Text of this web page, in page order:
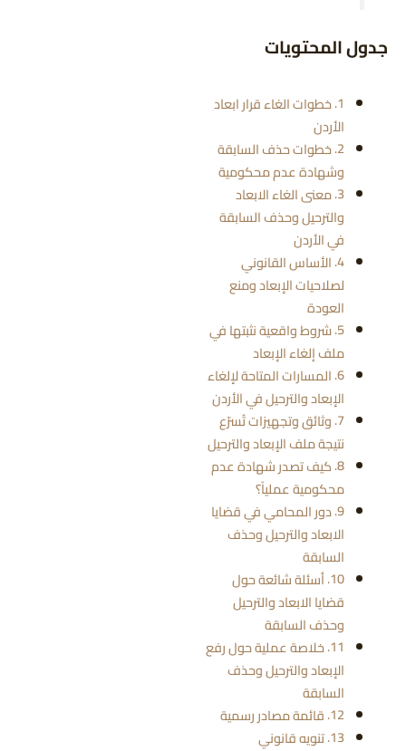
جدول المحتويات
خطوات الغاء قرار ابعاد
الأردن
خطوات حذف السابقة
وشهادة عدم محكومية
معنى الغاء الابعاد
والترحيل وحذف السابقة
في الأردن
الأساس القانوني
لصلاحيات الإبعاد ومنع
العودة
شروط واقعية نثبتها في
ملف إلغاء الإبعاد
المسارات المتاحة لإلغاء
الإبعاد والترحيل في الأردن
وثائق وتجهيزات تُسرّع
نتيجة ملف الإبعاد والترحيل
كيف تصدر شهادة عدم
محكومية عملياً؟
دور المحامي في قضايا
الابعاد والترحيل وحذف
السابقة
أسئلة شائعة حول
قضايا الابعاد والترحيل
وحذف السابقة
خلاصة عملية حول رفع
الإبعاد والترحيل وحذف
السابقة
قائمة مصادر رسمية
تنويه قانوني